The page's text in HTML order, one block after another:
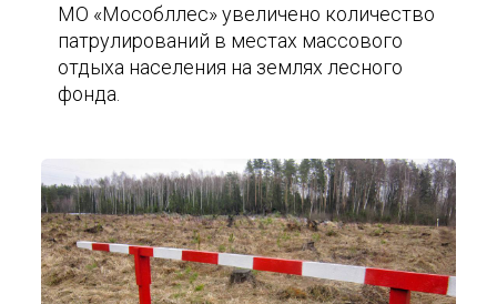
МО «Мособллес» увеличено количество
патрулирований в местах массового
отдыха населения на землях лесного
фонда.